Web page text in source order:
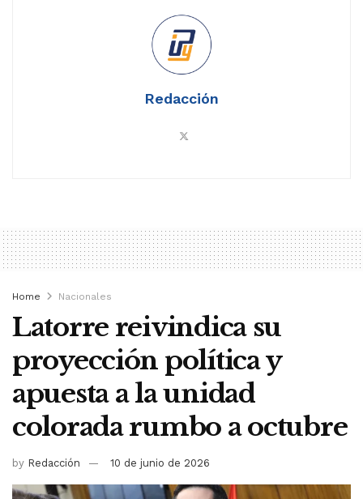
Redacción
Home Nacionales
Latorre reivindica su
proyección política y
apuesta a la unidad
colorada rumbo a octubre
by Redacción 10 de junio de 2026